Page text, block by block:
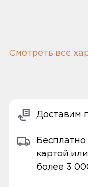
Смотреть все
Доставим
Бесплатно
картой
более 3